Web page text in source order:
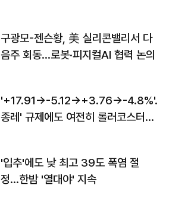
구광모-젠슨황, 美 실리콘밸리서 다
음주 회동…로봇·피지컬AI 협력 논의
'+17.91→-5.12→+3.76→-4.8%'…'
종레' 규제에도 여전히 롤러코스터
'입추'에도 낮 최고 39도 폭염 절
정…한밤 '열대야' 지속